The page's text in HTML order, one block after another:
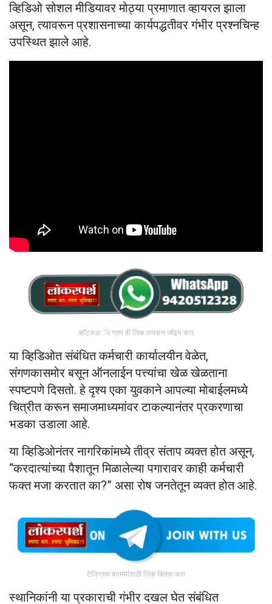
व्हिडिओ सोशल मीडियावर मोठ्या प्रमाणात व्हायरल झाला
असून, त्यावरून प्रशासनाच्या कार्यपद्धतीवर गंभीर प्रश्नचिन्ह
उपस्थित झाले आहे.
व्हॉट्सअॅप ग्रुप ही लिंक वापरून जॉइन करा
या व्हिडिओत संबंधित कर्मचारी कार्यालयीन वेळेत,
संगणकासमोर बसून ऑनलाईन पत्त्यांचा खेळ खेळताना
स्पष्टपणे दिसतो. हे दृश्य एका युवकाने आपल्या मोबाईलमध्ये
चित्रीत करून समाजमाध्यमांवर टाकल्यानंतर प्रकरणाचा
भडका उडाला आहे.
या व्हिडिओनंतर नागरिकांमध्ये तीव्र संताप व्यक्त होत असून,
“करदात्यांच्या पैशातून मिळालेल्या पगारावर काही कर्मचारी
फक्त मजा करतात का?” असा रोष जनतेतून व्यक्त होत आहे.
टेलिग्राम बातम्यांसाठी लिंक क्लिक करा
स्थानिकांनी या प्रकाराची गंभीर दखल घेत संबंधित